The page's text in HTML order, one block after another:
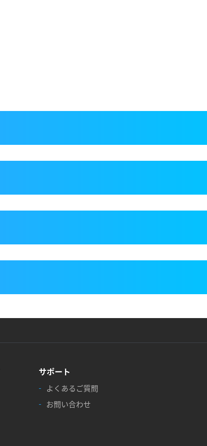
サポート
よくあるご質問
お問い合わせ